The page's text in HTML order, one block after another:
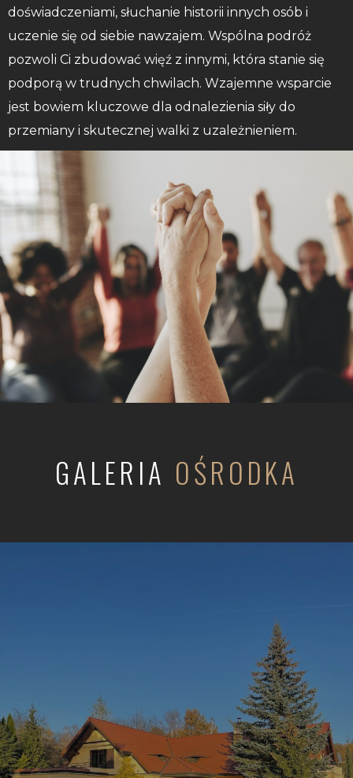
doświadczeniami, słuchanie historii innych osób i
uczenie się od siebie nawzajem. Wspólna podróż
pozwoli Ci zbudować więź z innymi, która stanie się
podporą w trudnych chwilach. Wzajemne wsparcie
jest bowiem kluczowe dla odnalezienia siły do
przemiany i skutecznej walki z uzależnieniem.
GALERIA OŚRODKA